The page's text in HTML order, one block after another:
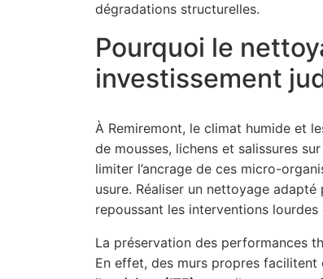
dégradations structurelles.
Pourquoi le
investissement
À Remiremont, le climat humide et
de mousses, lichens et salissures
limiter l’ancrage de ces micro-
usure. Réaliser un nettoyage
repoussant les interventions lourdes
La préservation des performances
En effet, des murs propres facilitent